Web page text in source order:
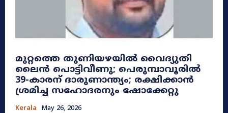
മുറ്റത്തെ തുണിയഴയിൽ വൈദ്യുതി
ലൈൻ പൊട്ടിവീണു; പെരുമ്പാവൂരിൽ
39-കാരന് ദാരുണാന്ത്യം; രക്ഷിക്കാൻ
ശ്രമിച്ച സഹോദരനും ഷോക്കേറ്റു
Kerala May 26, 2026